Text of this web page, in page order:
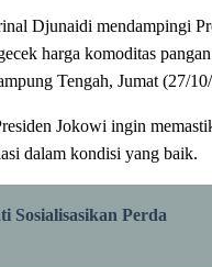
Djunaidi mendampingi
harga komoditas
Tengah, Jumat (27/
Jokowi ingin
dalam kondisi yang baik.
Sosialisasikan Perda